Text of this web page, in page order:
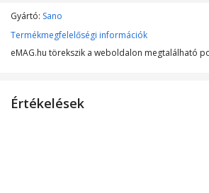
Gyártó: Sano
Termékmegfelelőségi információk
eMAG.hu törekszik a weboldalon megtalálható
Értékelések